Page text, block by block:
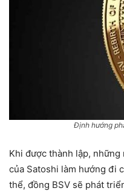
Định hướng
Khi được thành lập,
của Satoshi làm hướng đi
thể, đồng BSV sẽ phát